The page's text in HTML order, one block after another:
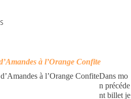
à l’Orange Confite
Dans mo
n précéde
nt billet je